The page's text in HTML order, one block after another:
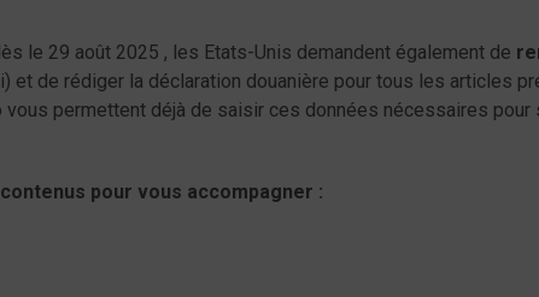
le 29 août 2025 , les Etats-Unis demandent également de
et de rédiger la déclaration douanière pour tous les articles
vous permettent déjà de saisir ces données nécessaires
pour vous accompagner :